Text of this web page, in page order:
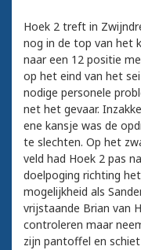
Hoek 2 treft in
nog in de top van het
naar een 12 positie
op het eind van het
nodige personele
net het gevaar.
ene kansje was de
te slechten. Op het
veld had Hoek 2 pas
doelpoging richting
mogelijkheid als
vrijstaande Brian van
controleren maar
zijn pantoffel en